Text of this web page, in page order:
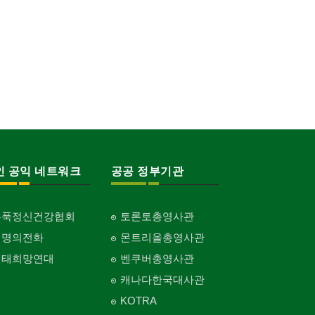
공익 네트워크
정신건강협회
의전화
희망연대
공공 정부기관
토론토총영사관
몬트리올총영사관
벤쿠버총영사관
캐나다한국대사관
KOTRA